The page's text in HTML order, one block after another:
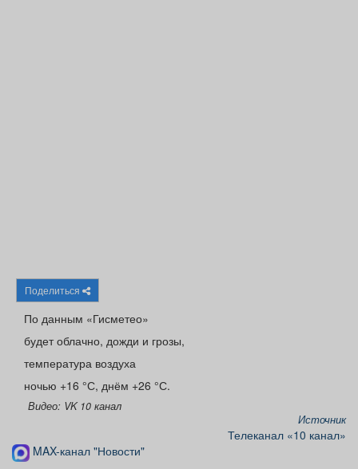
Поделиться
По данным «Гисметео»
будет облачно, дожди и грозы,
температура воздуха
ночью +16 °С, днём +26 °С.
Видео: VK 10 канал
Источник
Телеканал «10 канал»
MAX-канал "Новости"